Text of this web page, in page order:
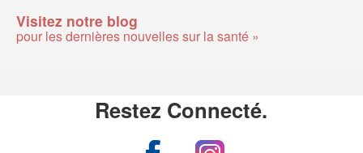
Visitez notre blog
pour les dernières nouvelles sur la santé »
Restez Connecté.